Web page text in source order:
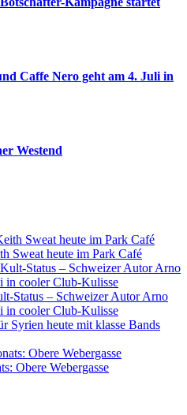
Caffe Nero geht am 4. Juli in
Westend
Sweat heute im Park Café
Status – Schweizer Autor Arno
in cooler Club-Kulisse
Syrien heute mit klasse Bands
Obere Webergasse